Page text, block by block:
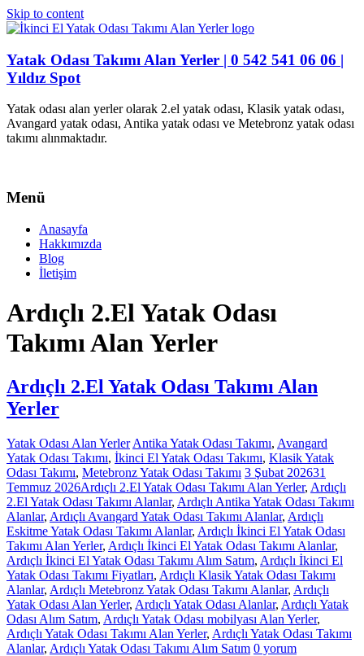
Skip to content
Yatak Odası Takımı Alan Yerler | 0 542 541 06 06 |
Yıldız Spot
Yatak odası alan yerler olarak 2.el yatak odası, Klasik yatak odası,
Avangard yatak odası, Antika yatak odası ve Metebronz yatak odası
takımı alınmaktadır.
Menü
Anasayfa
Hakkımızda
Blog
İletişim
Ardıçlı 2.El Yatak Odası
Takımı Alan Yerler
Ardıçlı 2.El Yatak Odası Takımı Alan
Yerler
Yatak Odası Alan Yerler Antika Yatak Odası Takımı, Avangard
Yatak Odası Takımı, İkinci El Yatak Odası Takımı, Klasik Yatak
Odası Takımı, Metebronz Yatak Odası Takımı 3 Şubat 202631
Temmuz 2026Ardıçlı 2.El Yatak Odası Takımı Alan Yerler, Ardıçlı
2.El Yatak Odası Takımı Alanlar, Ardıçlı Antika Yatak Odası Takımı
Alanlar, Ardıçlı Avangard Yatak Odası Takımı Alanlar, Ardıçlı
Eskitme Yatak Odası Takımı Alanlar, Ardıçlı İkinci El Yatak Odası
Takımı Alan Yerler, Ardıçlı İkinci El Yatak Odası Takımı Alanlar,
Ardıçlı İkinci El Yatak Odası Takımı Alım Satım, Ardıçlı İkinci El
Yatak Odası Takımı Fiyatları, Ardıçlı Klasik Yatak Odası Takımı
Alanlar, Ardıçlı Metebronz Yatak Odası Takımı Alanlar, Ardıçlı
Yatak Odası Alan Yerler, Ardıçlı Yatak Odası Alanlar, Ardıçlı Yatak
Odası Alım Satım, Ardıçlı Yatak Odası mobilyası Alan Yerler,
Ardıçlı Yatak Odası Takımı Alan Yerler, Ardıçlı Yatak Odası Takımı
Alanlar, Ardıçlı Yatak Odası Takımı Alım Satım 0 yorum